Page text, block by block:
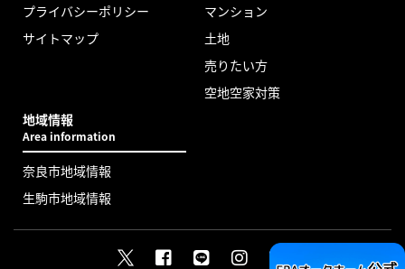
プライバシーポリシー
サイトマップ
マンション
土地
売りたい方
空地空家対策
地域情報
Area information
奈良市地域情報
生駒市地域情報